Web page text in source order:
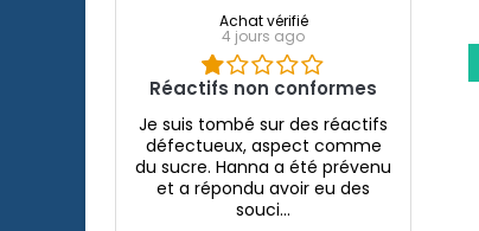
Achat vérifié
4 jours ago
Réactifs non conformes
Je suis tombé sur des réactifs
défectueux, aspect comme
du sucre. Hanna a été prévenu
et a répondu avoir eu des
souci...
Aquarium JUWEL Rio 240 Ledproduit
eSHa
Hexamita
-
Traitement
de
la
maladie
du
Discus
Afficher les détails eSHa